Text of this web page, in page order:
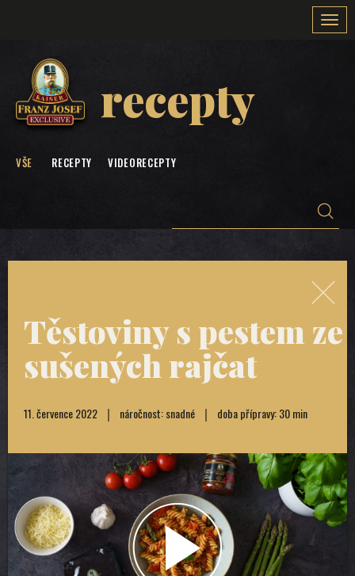
recepty
VŠE RECEPTY VIDEORECEPTY
Těstoviny s pestem ze
sušených rajčat
11. července 2022 náročnost: snadné doba přípravy: 30 min